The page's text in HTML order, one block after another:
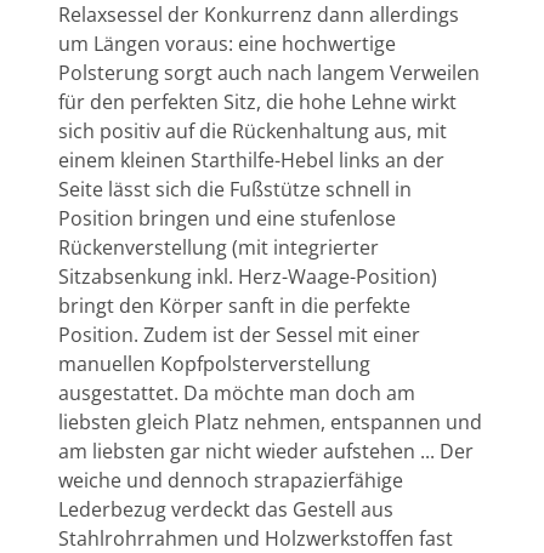
Relaxsessel der Konkurrenz dann allerdings
um Längen voraus: eine hochwertige
Polsterung sorgt auch nach langem Verweilen
für den perfekten Sitz, die hohe Lehne wirkt
sich positiv auf die Rückenhaltung aus, mit
einem kleinen Starthilfe-Hebel links an der
Seite lässt sich die Fußstütze schnell in
Position bringen und eine stufenlose
Rückenverstellung (mit integrierter
Sitzabsenkung inkl. Herz-Waage-Position)
bringt den Körper sanft in die perfekte
Position. Zudem ist der Sessel mit einer
manuellen Kopfpolsterverstellung
ausgestattet. Da möchte man doch am
liebsten gleich Platz nehmen, entspannen und
am liebsten gar nicht wieder aufstehen ... Der
weiche und dennoch strapazierfähige
Lederbezug verdeckt das Gestell aus
Stahlrohrrahmen und Holzwerkstoffen fast